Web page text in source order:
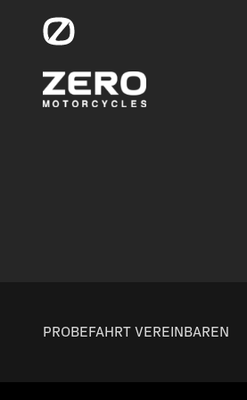
PROBEFAHRT VEREINBAREN